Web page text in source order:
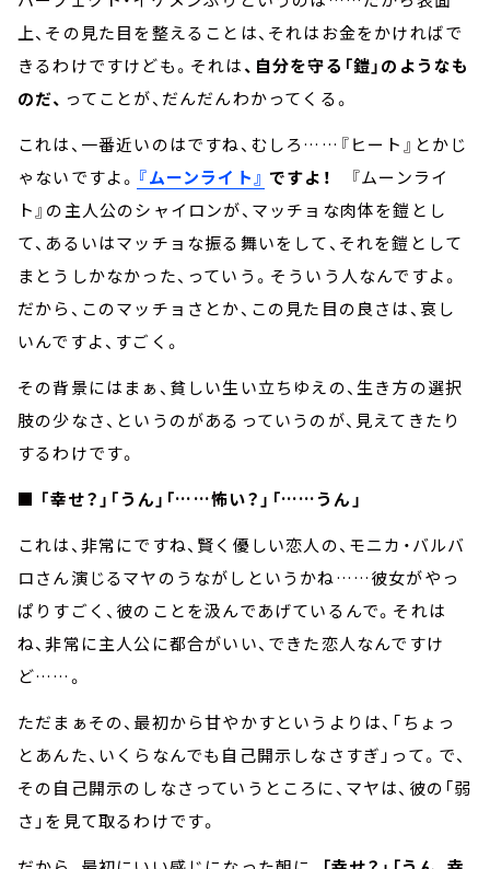
上、その見た目を整えることは、それはお金をかければで
きるわけですけども。それは、自分を守る「鎧」のようなも
のだ、 ってことが、だんだんわかってくる。
これは、一番近いのはですね、むしろ……『ヒート』とかじ
ゃないですよ。 『ムーンライト』 ですよ！
『ムーンライ
ト』の主人公のシャイロンが、マッチョな肉体を鎧とし
て、あるいはマッチョな振る舞いをして、それを鎧として
まとうしかなかった、っていう。そういう人なんですよ。
だから、このマッチョさとか、この見た目の良さは、哀し
いんですよ、すごく。
その背景にはまぁ、貧しい生い立ちゆえの、生き方の選択
肢の少なさ、というのがあるっていうのが、見えてきたり
するわけです。
■ 「幸せ？」「うん」「……怖い？」「……うん」
これは、非常にですね、賢く優しい恋人の、モニカ・バルバ
ロさん演じるマヤのうながしというかね……彼女がやっ
ぱりすごく、彼のことを汲んであげているんで。それは
ね、非常に主人公に都合がいい、できた恋人なんですけ
ど……。
ただまぁその、最初から甘やかすというよりは、「ちょっ
とあんた、いくらなんでも自己開示しなさすぎ」って。で、
その自己開示のしなさっていうところに、マヤは、彼の「弱
さ」を見て取るわけです。